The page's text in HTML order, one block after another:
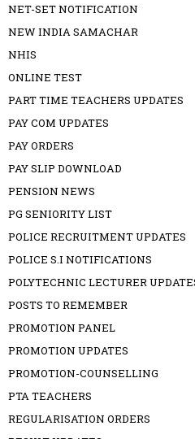
NET-SET NOTIFICATION
NEW INDIA SAMACHAR
NHIS
ONLINE TEST
PART TIME TEACHERS UPDATES
PAY COM UPDATES
PAY ORDERS
PAY SLIP DOWNLOAD
PENSION NEWS
PG SENIORITY LIST
POLICE RECRUITMENT UPDATES
POLICE S.I NOTIFICATIONS
POLYTECHNIC LECTURER
POSTS TO REMEMBER
PROMOTION PANEL
PROMOTION UPDATES
PROMOTION-COUNSELLING
PTA TEACHERS
REGULARISATION ORDERS